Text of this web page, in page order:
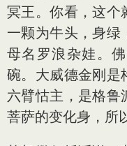
冥王。你看，这个
一颗为牛头，身绿
母名罗浪杂娃。
碗。大威德金刚是
六臂怙主，是格鲁
菩萨的变化身，所